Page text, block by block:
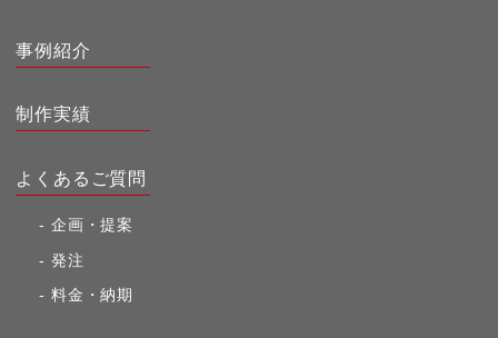
事例紹介
制作実績
よくあるご質問
企画・提案
発注
料金・納期